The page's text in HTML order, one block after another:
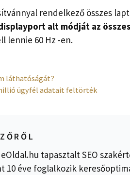
rendelkező összes
alt módját az összes
lennie 60 Hz -en.
láthatóságát?
ügyfél adatait feltörték
tapasztalt SEO
10 éve foglalkozik